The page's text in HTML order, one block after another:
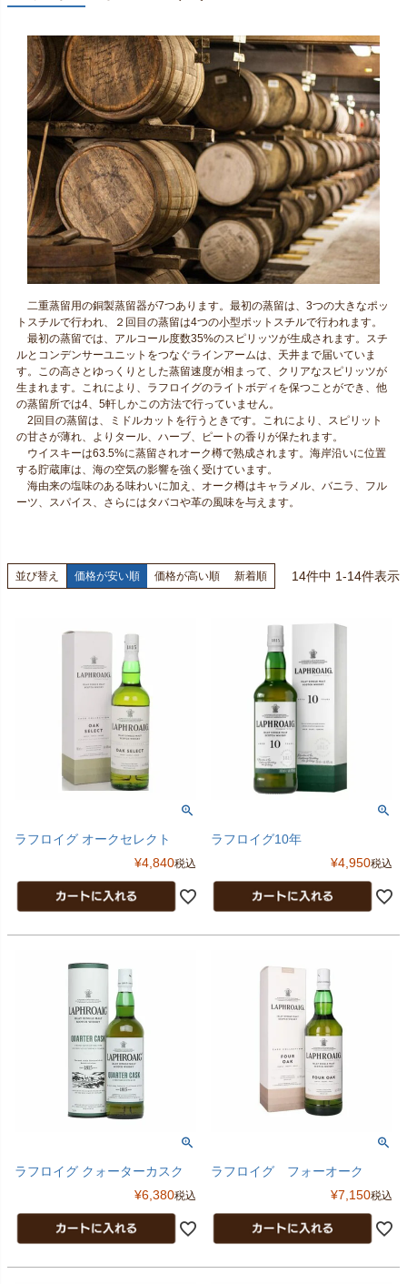
二重蒸留用の銅製蒸留器が7つあります。最初の蒸留は、3つの大きなポッ
トスチルで行われ、２回目の蒸留は4つの小型ポットスチルで行われます。
最初の蒸留では、アルコール度数35%のスピリッツが生成されます。スチ
ルとコンデンサーユニットをつなぐラインアームは、天井まで届いていま
す。この高さとゆっくりとした蒸留速度が相まって、クリアなスピリッツが
生まれます。これにより、ラフロイグのライトボディを保つことができ、他
の蒸留所では4、5軒しかこの方法で行っていません。
2回目の蒸留は、ミドルカットを行うときです。これにより、スピリット
の甘さが薄れ、よりタール、ハーブ、ピートの香りが保たれます。
ウイスキーは63.5%に蒸留されオーク樽で熟成されます。海岸沿いに位置
する貯蔵庫は、海の空気の影響を強く受けています。
海由来の塩味のある味わいに加え、オーク樽はキャラメル、バニラ、フル
ーツ、スパイス、さらにはタバコや革の風味を与えます。
並び替え 価格が安い順 価格が高い順 新着順 14件中 1-14件表示
ラフロイグ オークセレクト
¥4,840税込
ラフロイグ10年
¥4,950税込
ラフロイグ クォーターカスク
¥6,380税込
ラフロイグ フォーオーク
¥7,150税込